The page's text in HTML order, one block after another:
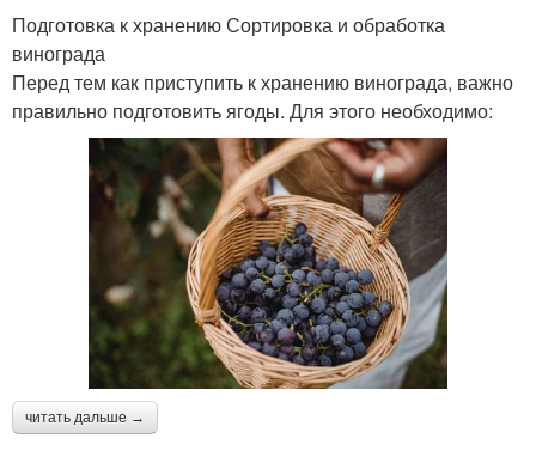
Подготовка к хранению Сортировка и обработка
винограда
Перед тем как приступить к хранению винограда, важно
правильно подготовить ягоды. Для этого необходимо:
читать дальше →